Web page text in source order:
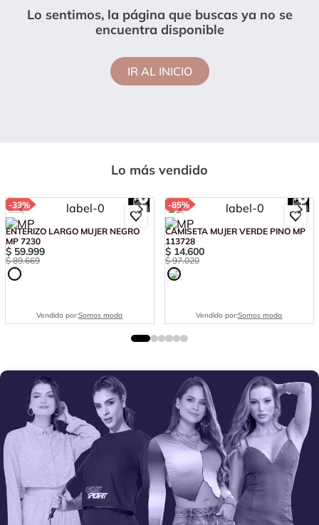
Lo sentimos, la página que buscas ya no se
encuentra disponible
IR AL INICIO
Lo más vendido
-33%
ENTERIZO LARGO MUJER NEGRO
MP 7230
$ 59.999
$ 89.669
Vendido por:Somos moda
-85%
CAMISETA MUJER VERDE PINO MP
113728
$ 14.600
$ 97.020
Vendido por:Somos moda